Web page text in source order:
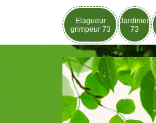
Elagueur
grimpeur 73
Jardinier
73